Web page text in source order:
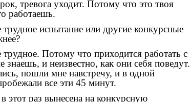
тревога уходит. Потому что это твоя
работаешь.
испытание или другие конкурсные
Потому что приходится работать с
знаешь, и неизвестно, как они себя поведут.
пошли мне навстречу, и в одной
все эти 45 минут.
этот раз вынесена на конкурсную